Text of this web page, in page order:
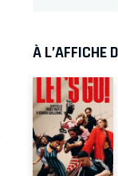
À L’AFFICHE